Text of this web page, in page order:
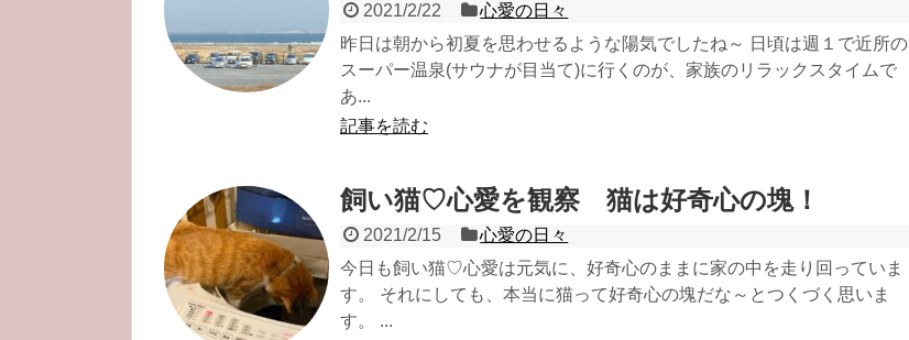
2021/2/22
心愛の日々
昨日は朝から初夏を思わせるような陽気でしたね～ 日頃は週１で近所の
スーパー温泉(サウナが目当て)に行くのが、家族のリラックスタイムで
あ...
記事を読む
飼い猫♡心愛を観察 猫は好奇心の塊！
2021/2/15
心愛の日々
今日も飼い猫♡心愛は元気に、好奇心のままに家の中を走り回っていま
す。 それにしても、本当に猫って好奇心の塊だな～とつくづく思いま
す。 ...